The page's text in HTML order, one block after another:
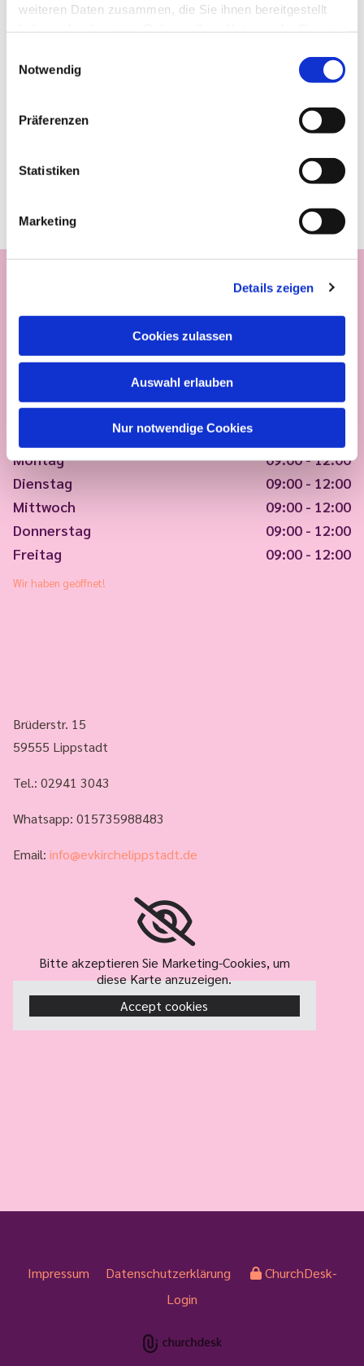
weiteren Daten zusammen, die Sie ihnen bereitgestellt
Notwendig
Präferenzen
Statistiken
Marketing
Details zeigen
Cookies zulassen
Auswahl erlauben
Nur notwendige Cookies
Montag
09:00 - 12:00
Dienstag
09:00 - 12:00
Mittwoch
09:00 - 12:00
Donnerstag
09:00 - 12:00
Freitag
09:00 - 12:00
Wir haben geöffnet!
Brüderstr. 15
59555 Lippstadt
Tel.: 02941 3043
Whatsapp: 015735988483
Email: info@evkirchelippstadt.de
Bitte akzeptieren Sie Marketing-Cookies, um
diese Karte anzuzeigen.
Accept cookies
Impressum Datenschutzerklärung
ChurchDesk-
Login